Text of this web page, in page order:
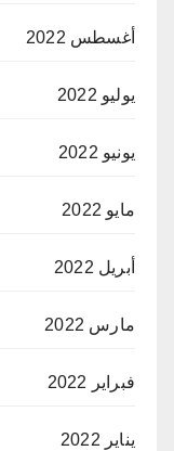
أغسطس 2022
يوليو 2022
يونيو 2022
مايو 2022
أبريل 2022
مارس 2022
فبراير 2022
يناير 2022